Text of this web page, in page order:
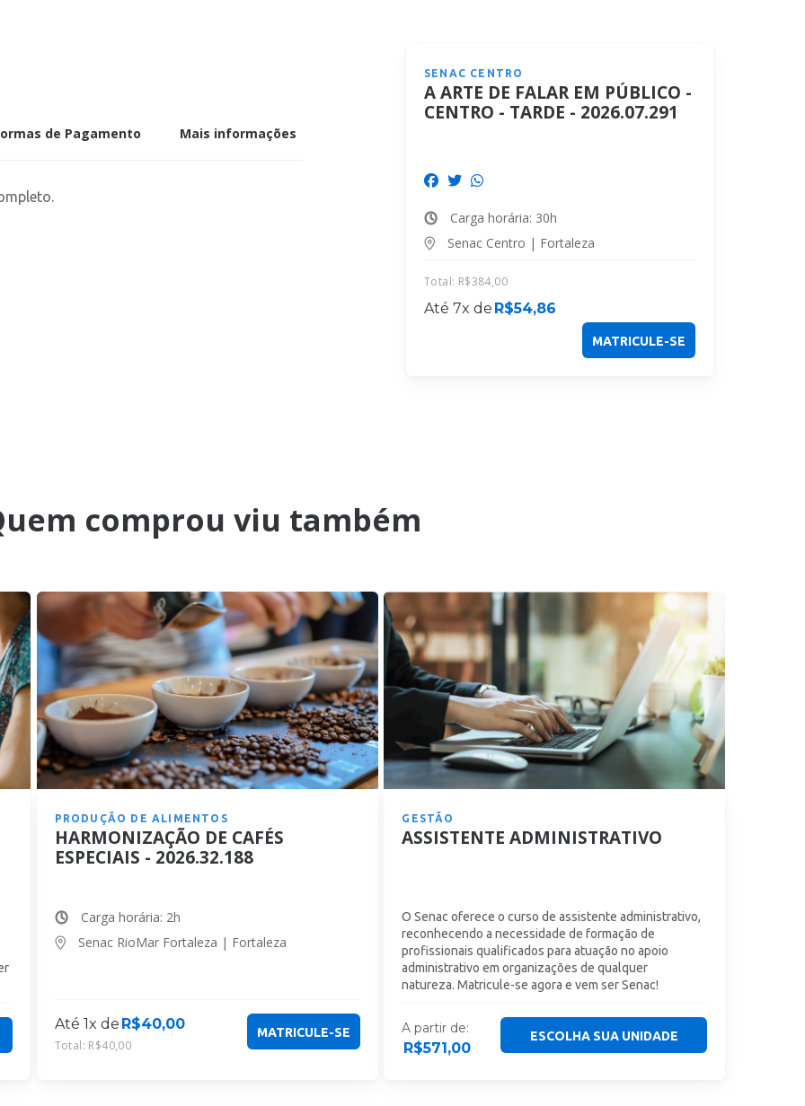
de Pagamento Mais informações
SENAC CENTRO
A ARTE DE FALAR EM PÚBLICO -
CENTRO - TARDE - 2026.07.291
Carga horária: 30h
Senac Centro | Fortaleza
Total: R$384,00
Até 7x de R$54,86
MATRICULE-SE
comprou viu também
PRODUÇÃO DE ALIMENTOS
HARMONIZAÇÃO DE CAFÉS
ESPECIAIS - 2026.32.188
Carga horária: 2h
Senac RioMar Fortaleza | Fortaleza
Até 1x de R$40,00
Total: R$40,00
MATRICULE-SE
GESTÃO
ASSISTENTE ADMINISTRATIVO
O Senac oferece o curso de assistente administrativo,
reconhecendo a necessidade de formação de
profissionais qualificados para atuação no apoio
administrativo em organizações de qualquer
natureza. Matricule-se agora e vem ser Senac!
A partir de:
R$571,00
ESCOLHA SUA UNIDADE